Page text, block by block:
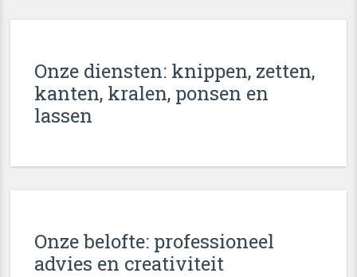
Onze diensten: knippen, zetten,
kanten, kralen, ponsen en
lassen
Onze belofte: professioneel
advies en creativiteit